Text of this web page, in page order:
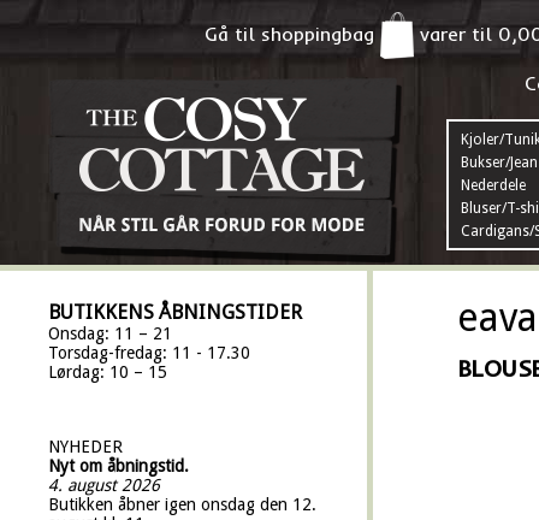
Gå til shoppingbag varer til
Kjoler/
Bukser/
Nederdele
Bluser/T-
Cardigans/
BUTIKKENS ÅBNINGSTIDER
Onsdag: 11 – 21
Torsdag-fredag: 11 - 17.30
Lørdag: 10 – 15
NYHEDER
Nyt om åbningstid.
4. august 2026
Butikken åbner igen onsdag den 12.